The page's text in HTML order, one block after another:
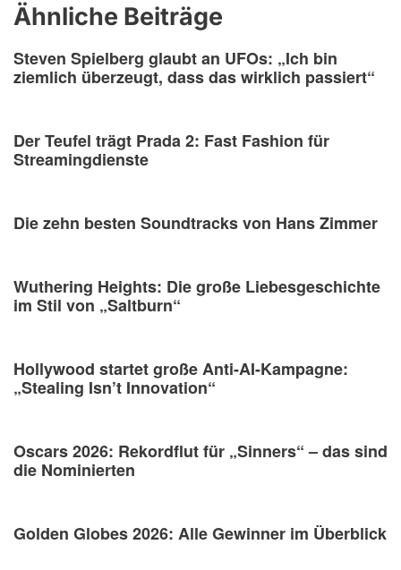
Ähnliche Beiträge
Steven Spielberg glaubt an UFOs: „Ich bin
ziemlich überzeugt, dass das wirklich passiert“
Der Teufel trägt Prada 2: Fast Fashion für
Streamingdienste
Die zehn besten Soundtracks von Hans Zimmer
Wuthering Heights: Die große Liebesgeschichte
im Stil von „Saltburn“
Hollywood startet große Anti-AI-Kampagne:
„Stealing Isn’t Innovation“
Oscars 2026: Rekordflut für „Sinners“ – das sind
die Nominierten
Golden Globes 2026: Alle Gewinner im Überblick